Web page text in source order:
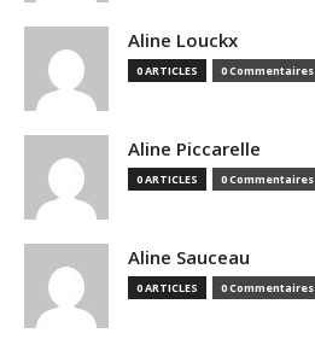
Aline Louckx
0 ARTICLES 0 Commentaires
Aline Piccarelle
0 ARTICLES 0 Commentaires
Aline Sauceau
0 ARTICLES 0 Commentaires